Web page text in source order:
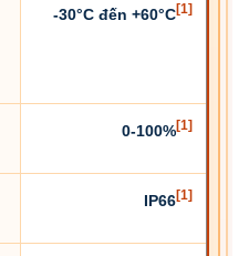
-30°C đến +60°C[1]
0-100%[1]
IP66[1]